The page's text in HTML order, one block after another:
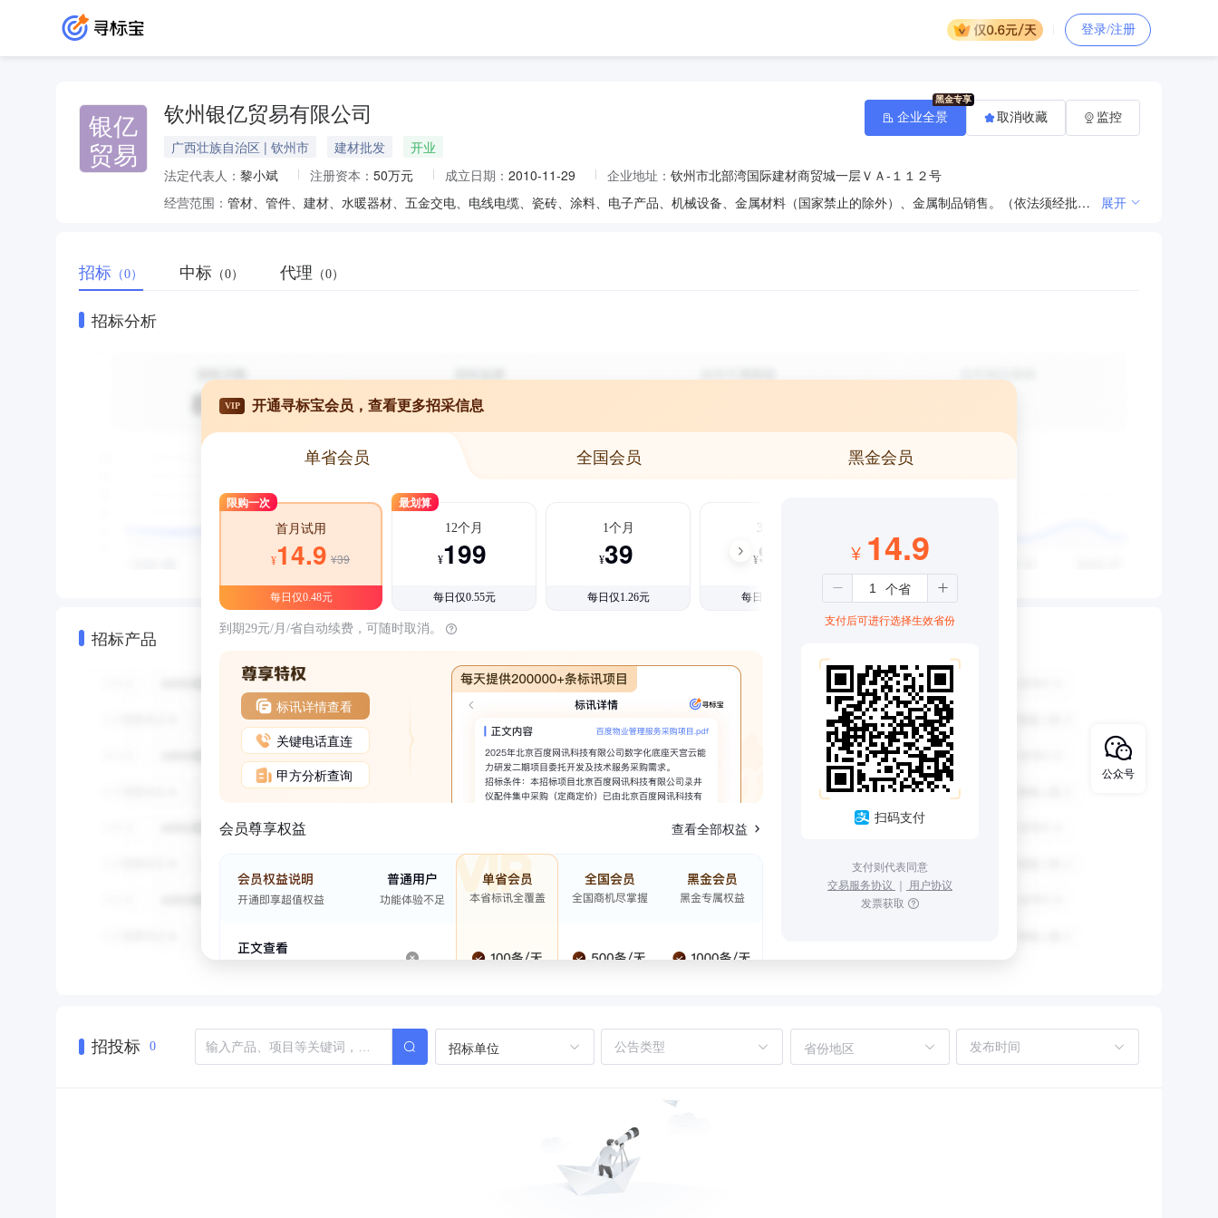
登录/注册
银亿
贸易
钦州银亿贸易有限公司
广西壮族自治区 | 钦州市 建材批发
开业
法定代表人： 黎小斌 注册资本： 50万元 成立日期： 2010-11-29 企业地址： 钦州市北部湾国际建材商贸城一层ＶＡ-１１２号
经营范围：
管材、管件、建材、水暖器材、五金交电、电线电缆、瓷砖、涂料、电子产品、机械设备、金属材料（国家禁止的除外）、金属制品销售。（依法须经批准的项目，经相关部门批准后方可开展经营活动。） 展开
企业全景 取消收藏 监控
招标 （0） 中标 （0） 代理 （0）
招标分析
招标产品
VIP 开通寻标宝会员，查看更多招采信息
单省会员 全国会员 黑金会员
限购一次
首月试用
¥14.9 ¥39
每日仅0.48元
最划算
12个月
¥199
每日仅0.55元
1个月
¥39
每日仅1.26元
3个月
¥99
每日仅1.08元
到期29元/月/省自动续费，可随时取消。
标讯详情查看
关键电话直连
甲方分析查询
会员尊享权益 查看全部权益
¥ 14.9
支付后可进行选择生效省份
扫码支付
支付则代表同意
交易服务协议 ｜ 用户协议
发票获取
招投标 0 招标单位 省份地区
公众号